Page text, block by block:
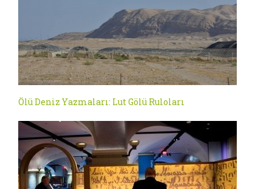
Ölü Deniz Yazmaları: Lut Gölü Ruloları